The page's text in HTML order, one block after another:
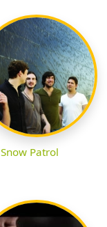
Snow Patrol